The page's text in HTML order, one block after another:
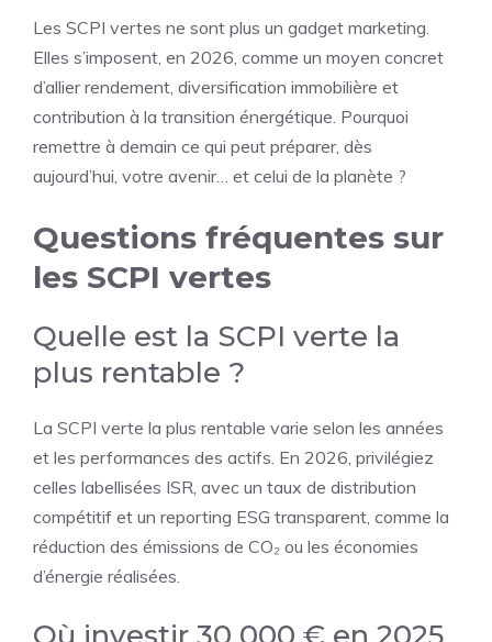
Les SCPI vertes ne sont plus un gadget marketing.
Elles s’imposent, en 2026, comme un moyen concret
d’allier rendement, diversification immobilière et
contribution à la transition énergétique. Pourquoi
remettre à demain ce qui peut préparer, dès
aujourd’hui, votre avenir… et celui de la planète ?
Questions fréquentes sur
les SCPI vertes
Quelle est la SCPI verte la
plus rentable ?
La SCPI verte la plus rentable varie selon les années
et les performances des actifs. En 2026, privilégiez
celles labellisées ISR, avec un taux de distribution
compétitif et un reporting ESG transparent, comme la
réduction des émissions de CO₂ ou les économies
d’énergie réalisées.